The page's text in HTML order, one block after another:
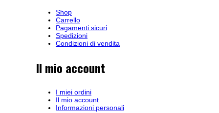
Shop
Carrello
Pagamenti sicuri
Spedizioni
Condizioni di vendita
Il mio account
I miei ordini
Il mio account
Informazioni personali